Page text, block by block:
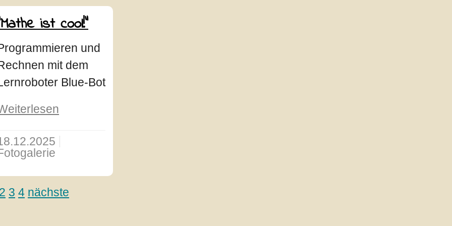
ist cool!"
und
mit dem
Blue-Bot
3 4 nächste